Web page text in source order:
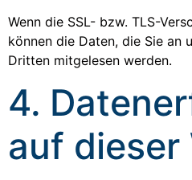
Wenn die SSL- bzw. TLS-
können die Daten, die Sie an
Dritten mitgelesen werden.
4.
auf dieser